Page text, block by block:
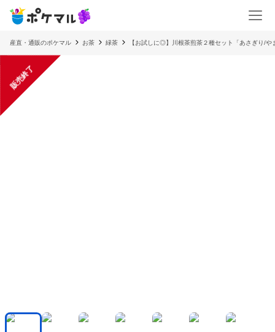
産直・通販のポケマル お茶 緑茶 【お試しに◎】川根茶煎茶２種セット「あさぎり/や
販売終了